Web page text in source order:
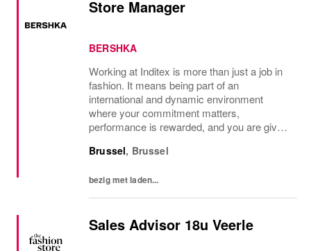
Store Manager
BERSHKA
Working at Inditex is more than just a job in
fashion. It means being part of an
international and dynamic environment
where your commitment matters,
performance is rewarded, and you are given
look forward to: Competitive Salary: Your
Brussel, Brussel
bezig met laden...
Sales Advisor 18u Veerle